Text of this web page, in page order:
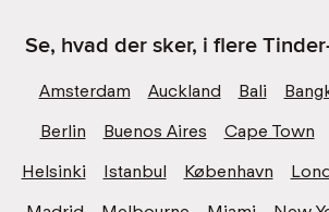
Se, hvad der sker, i flere
Amsterdam Auckland Bali
Berlin
Buenos Aires Cape Town
Helsinki
Istanbul København